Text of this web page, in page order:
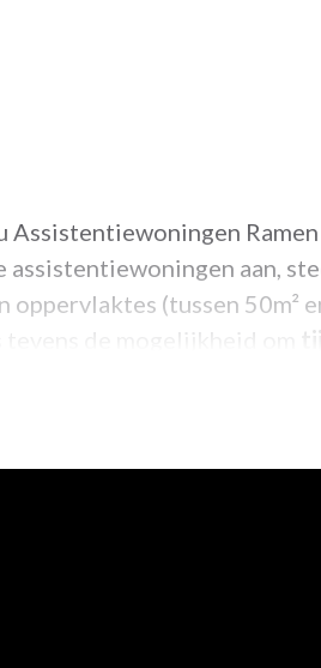
Assistentiewoningen
aan,
oppervlaktes (tussen 50m²
de mogelijkheid om
als wel bemeubelde
Gent, professionele